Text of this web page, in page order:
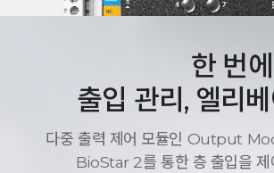
한 번
출입 관리, 엘리
다중 출력 제어 모듈인 Output
BioStar 2를 통한 층 출입을 제